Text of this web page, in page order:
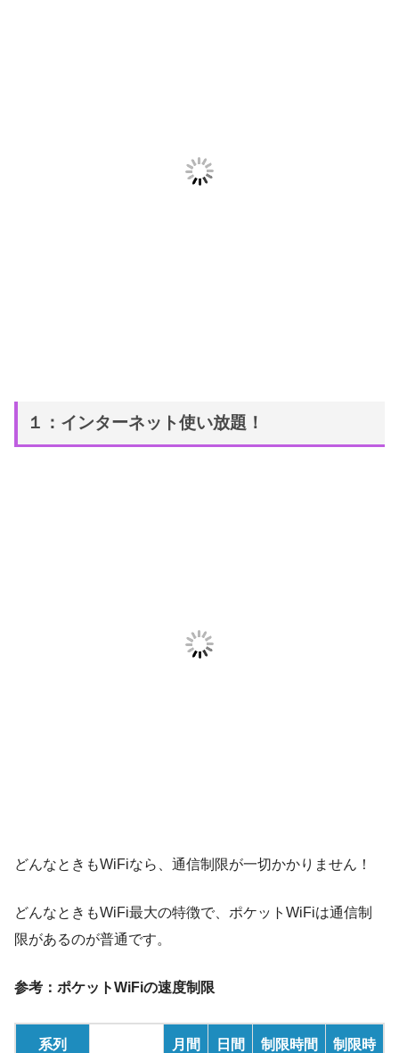
１：インターネット使い放題！
どんなときもWiFiなら、通信制限が一切かかりません！
どんなときもWiFi最大の特徴で、ポケットWiFiは通信制
限があるのが普通です。
参考：ポケットWiFiの速度制限
系列
月間
日間
制限時間
制限時